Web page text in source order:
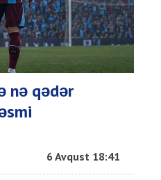
nə qədər
6 Avqust 18:41